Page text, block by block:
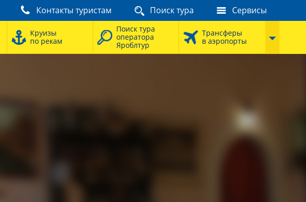
Контакты туристам Поиск тура Сервисы
Круизы
по рекам
Поиск тура
оператора
Яроблтур
Трансферы
в аэропорты